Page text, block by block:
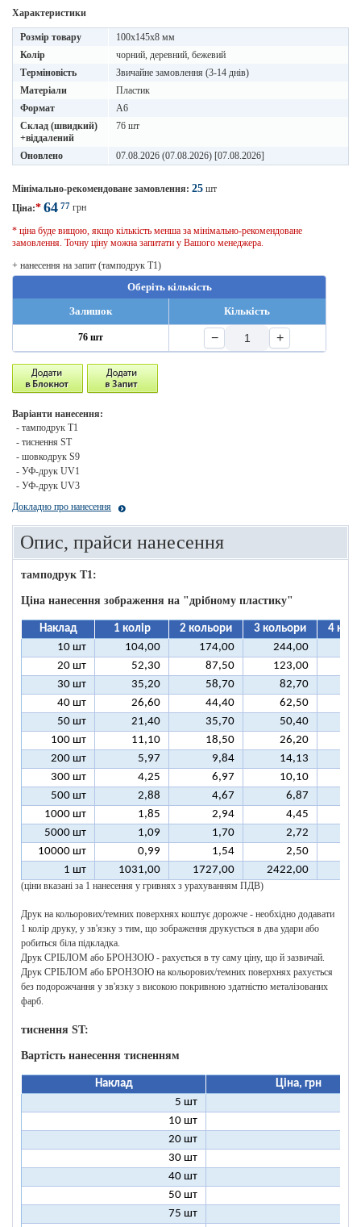
Характеристики
Розмір товару
100x145x8 мм
Колір
чорний, деревний, бежевий
Терміновість
Звичайне замовлення (3-14 днів)
Матеріали
Пластик
Формат
A6
Склад (швидкий)
+віддалений
76 шт
Оновлено 07.08.2026 (07.08.2026) [07.08.2026]
Мінімально-рекомендоване замовлення: 25 шт
Ціна:* 64 77 грн
* ціна буде вищою, якщо кількість менша за мінімально-рекомендоване
замовлення. Точну ціну можна запитати у Вашого менеджера.
+ нанесення на запит (тамподрук T1)
Оберіть кількість
Залишок
Кількість
76 шт − +
Варіанти нанесення:
- тамподрук T1
- тиснення ST
- шовкодрук S9
- УФ-друк UV1
- УФ-друк UV3
Докладно про нанесення
Опис, прайси нанесення
тамподрук T1:
Ціна нанесення зображення на "дрібному пластику"
Наклад 1 колір 2 кольори 3 кольори
4
10 шт
104,00 174,00 244,00
20 шт
52,30 87,50 123,00
30 шт
35,20 58,70 82,70
40 шт
26,60 44,40 62,50
50 шт
21,40 35,70 50,40
100 шт
11,10 18,50 26,20
200 шт
5,97 9,84 14,13
300 шт
4,25 6,97 10,10
500 шт
2,88 4,67 6,87
1000 шт
1,85 2,94 4,45
5000 шт
1,09 1,70 2,72
10000 шт
0,99 1,54 2,50
1 шт
1031,00 1727,00 2422,00
(ціни вказані за 1 нанесення у гривнях з урахуванням ПДВ)
Друк на кольорових/темних поверхнях коштує дорожче - необхідно додавати
1 колір друку, у зв'язку з тим, що зображення друкується в два удари або
робиться біла підкладка.
Друк СРІБЛОМ або БРОНЗОЮ - рахується в ту саму ціну, що й зазвичай.
Друк СРІБЛОМ або БРОНЗОЮ на кольорових/темних поверхнях рахується
без подорожчання у зв'язку з високою покривною здатністю металізованих
фарб.
тиснення ST:
Вартість нанесення тисненням
Наклад
Ціна, грн
5 шт
10 шт
20 шт
30 шт
40 шт
50 шт
75 шт